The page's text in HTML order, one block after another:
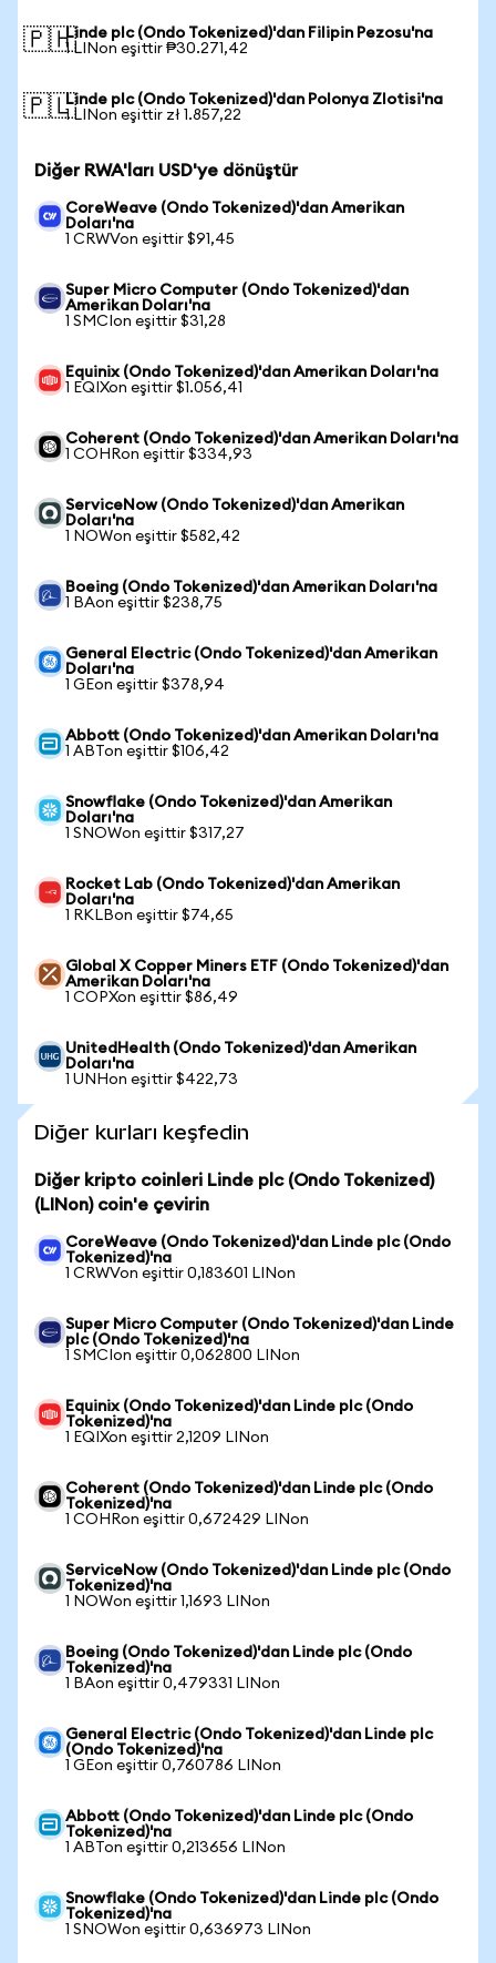
🇵🇭Linde plc (Ondo Tokenized)'dan Filipin Pezosu'na
1 LINon eşittir ₱30.271,42
🇵🇱Linde plc (Ondo Tokenized)'dan Polonya Zlotisi'na
1 LINon eşittir zł 1.857,22
Diğer RWA'ları USD'ye dönüştür
CoreWeave (Ondo Tokenized)'dan Amerikan
Doları'na
1 CRWVon eşittir $91,45
Super Micro Computer (Ondo Tokenized)'dan
Amerikan Doları'na
1 SMCIon eşittir $31,28
Equinix (Ondo Tokenized)'dan Amerikan Doları'na
1 EQIXon eşittir $1.056,41
Coherent (Ondo Tokenized)'dan Amerikan Doları'na
1 COHRon eşittir $334,93
ServiceNow (Ondo Tokenized)'dan Amerikan
Doları'na
1 NOWon eşittir $582,42
Boeing (Ondo Tokenized)'dan Amerikan Doları'na
1 BAon eşittir $238,75
General Electric (Ondo Tokenized)'dan Amerikan
Doları'na
1 GEon eşittir $378,94
Abbott (Ondo Tokenized)'dan Amerikan Doları'na
1 ABTon eşittir $106,42
Snowflake (Ondo Tokenized)'dan Amerikan
Doları'na
1 SNOWon eşittir $317,27
Rocket Lab (Ondo Tokenized)'dan Amerikan
Doları'na
1 RKLBon eşittir $74,65
Global X Copper Miners ETF (Ondo Tokenized)'dan
Amerikan Doları'na
1 COPXon eşittir $86,49
UnitedHealth (Ondo Tokenized)'dan Amerikan
Doları'na
1 UNHon eşittir $422,73
Diğer kurları keşfedin
Diğer kripto coinleri Linde plc (Ondo Tokenized)
(LINon) coin'e çevirin
CoreWeave (Ondo Tokenized)'dan Linde plc (Ondo
Tokenized)'na
1 CRWVon eşittir 0,183601 LINon
Super Micro Computer (Ondo Tokenized)'dan Linde
plc (Ondo Tokenized)'na
1 SMCIon eşittir 0,062800 LINon
Equinix (Ondo Tokenized)'dan Linde plc (Ondo
Tokenized)'na
1 EQIXon eşittir 2,1209 LINon
Coherent (Ondo Tokenized)'dan Linde plc (Ondo
Tokenized)'na
1 COHRon eşittir 0,672429 LINon
ServiceNow (Ondo Tokenized)'dan Linde plc (Ondo
Tokenized)'na
1 NOWon eşittir 1,1693 LINon
Boeing (Ondo Tokenized)'dan Linde plc (Ondo
Tokenized)'na
1 BAon eşittir 0,479331 LINon
General Electric (Ondo Tokenized)'dan Linde plc
(Ondo Tokenized)'na
1 GEon eşittir 0,760786 LINon
Abbott (Ondo Tokenized)'dan Linde plc (Ondo
Tokenized)'na
1 ABTon eşittir 0,213656 LINon
Snowflake (Ondo Tokenized)'dan Linde plc (Ondo
Tokenized)'na
1 SNOWon eşittir 0,636973 LINon